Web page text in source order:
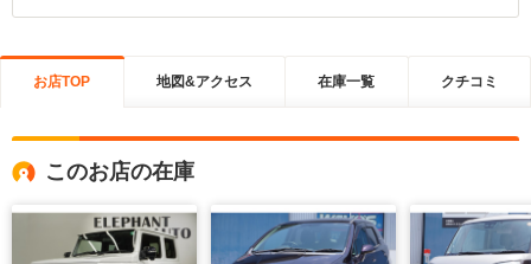
お店TOP 地図&アクセス 在庫一覧 クチコミ
このお店の在庫